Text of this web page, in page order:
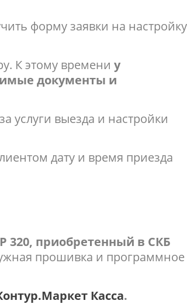
форму заявки на настройку
К этому времениу
документы и
услуги выезда и настройки
дату и время приезда
320, приобретенный в СКБ
прошивка и программное
Касса.